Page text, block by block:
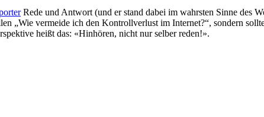
Rede und Antwort (und er stand dabei im wahrsten Sinne des
„Wie vermeide ich den Kontrollverlust im Internet?“, sondern
heißt das: «Hinhören, nicht nur selber reden!».